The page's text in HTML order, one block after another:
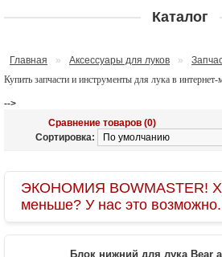
Каталог
Главная » Аксессуары для луков »
Купить запчасти и инструменты для лука в интернет-
-->
Сравнение товаров (0)
Сортировка:
ЭКОНОМИЯ BOWMASTER!
меньше? У нас это
Блок нижний для лука Bear